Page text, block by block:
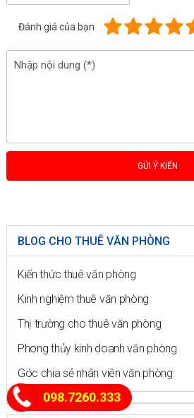
Đánh giá của bạn
BLOG CHO THUÊ VĂN PHÒNG
Kiến thức thuê văn phòng
Kinh nghiệm thuê văn phòng
Thị trường cho thuê văn phòng
Phong thủy kinh doanh văn phòng
Góc chia sẻ nhân viên văn phòng
098.7260.333